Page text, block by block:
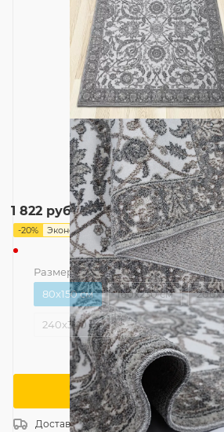
1 822 руб. 2 277руб.
-20% Экономия455руб.
Размер — 80x150 см
80x150 см
160x230 см
240x340 см
Сообщить о
ДоставкаРоссия